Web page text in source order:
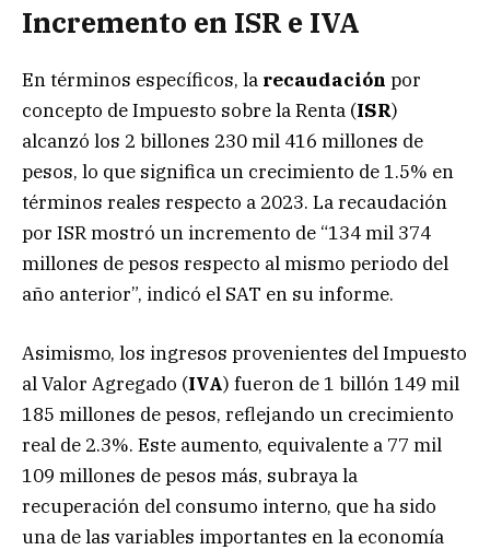
Incremento en ISR e IVA
En términos específicos, la recaudación por
concepto de Impuesto sobre la Renta (ISR)
alcanzó los 2 billones 230 mil 416 millones de
pesos, lo que significa un crecimiento de 1.5% en
términos reales respecto a 2023. La recaudación
por ISR mostró un incremento de “134 mil 374
millones de pesos respecto al mismo periodo del
año anterior”, indicó el SAT en su informe.
Asimismo, los ingresos provenientes del Impuesto
al Valor Agregado (IVA) fueron de 1 billón 149 mil
185 millones de pesos, reflejando un crecimiento
real de 2.3%. Este aumento, equivalente a 77 mil
109 millones de pesos más, subraya la
recuperación del consumo interno, que ha sido
una de las variables importantes en la economía